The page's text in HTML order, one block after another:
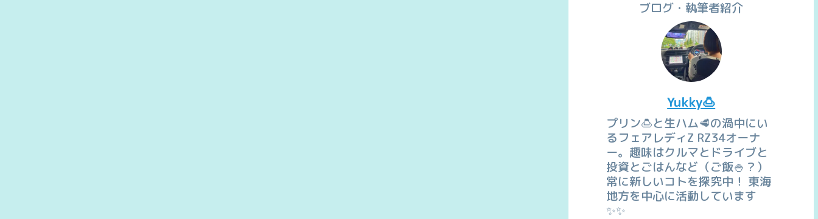
ブログ・執筆者紹介
Yukky🍮
プリン🍮と生ハム🥩の渦中にい
るフェアレディZ RZ34オーナ
ー。趣味はクルマとドライブと
投資とごはんなど（ご飯🍚？）
常に新しいコトを探究中！ 東海
地方を中心に活動しています
✨✨